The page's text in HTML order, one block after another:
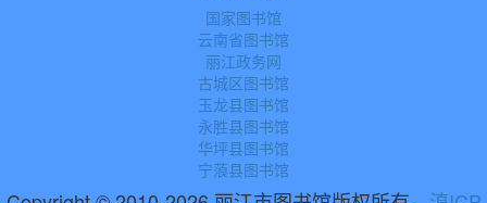
国家图书馆
云南省图书馆
丽江政务网
古城区图书馆
玉龙县图书馆
永胜县图书馆
华坪县图书馆
宁蒗县图书馆